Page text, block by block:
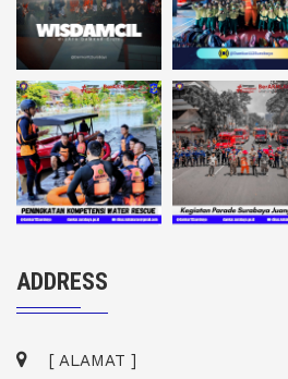
ADDRESS
[ ALAMAT ]